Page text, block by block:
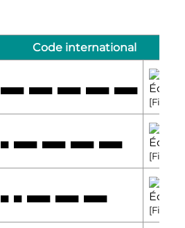
Code international
▄▄▄ ▄▄▄ ▄▄▄ ▄▄▄ ▄▄▄
[Fiche]
▄ ▄▄▄ ▄▄▄ ▄▄▄ ▄▄▄
[Fiche]
▄ ▄ ▄▄▄ ▄▄▄ ▄▄▄
[Fiche]